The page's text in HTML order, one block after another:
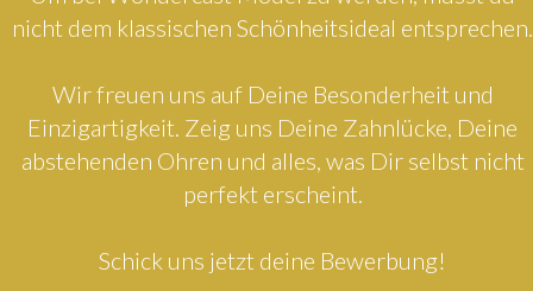
nicht dem klassischen Schönheitsideal entsprechen.
Wir freuen uns auf Deine Besonderheit und
Einzigartigkeit. Zeig uns Deine Zahnlücke, Deine
abstehenden Ohren und alles, was Dir selbst nicht
perfekt erscheint.
Schick uns jetzt deine Bewerbung!